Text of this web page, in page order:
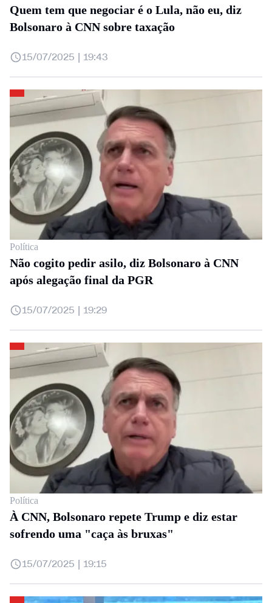
Quem tem que negociar é o Lula, não eu, diz
Bolsonaro à CNN sobre taxação
15/07/2025 | 19:43
Política
Não cogito pedir asilo, diz Bolsonaro à CNN
após alegação final da PGR
15/07/2025 | 19:29
Política
À CNN, Bolsonaro repete Trump e diz estar
sofrendo uma "caça às bruxas"
15/07/2025 | 19:15